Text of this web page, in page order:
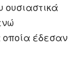
ουσιαστικά
οποία έδεσαν